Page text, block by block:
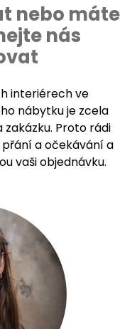
nebo máte
nás
interiérech ve
nábytku je zcela
Proto rádi
a očekávání a
vaši objednávku.